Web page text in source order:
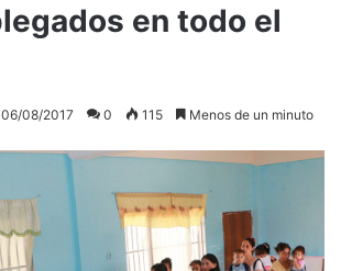
en todo el
06/08/2017 0 115 Menos de un minuto